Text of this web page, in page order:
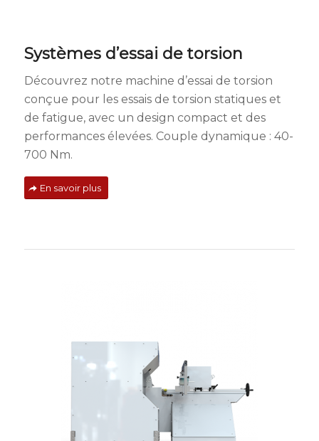
Systèmes d’essai de torsion
Découvrez notre machine d’essai de torsion
conçue pour les essais de torsion statiques et
de fatigue, avec un design compact et des
performances élevées. Couple dynamique : 40-
700 Nm.
En savoir plus